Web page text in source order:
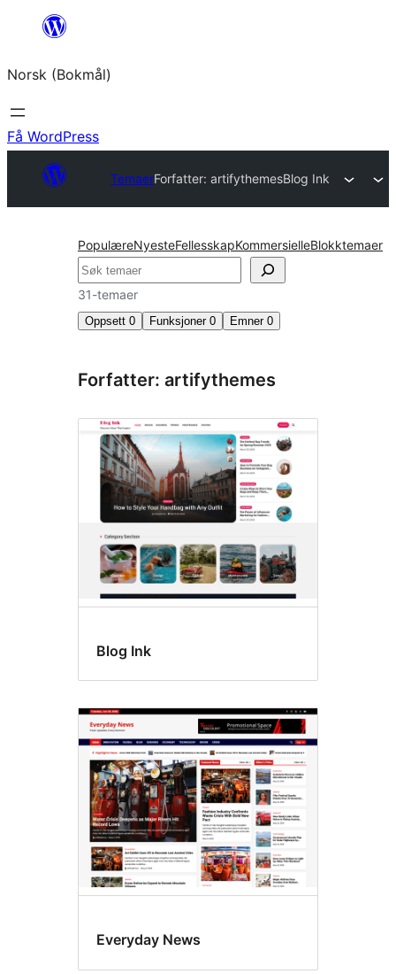
Hopp
innhold
Norsk (Bokmål)
Få WordPress
TemaerForfatter: artifythemesBlog Ink
PopulæreNyesteFellesskapKommersielleBlokktemaer
Søk
31-temaer
Oppsett 0 Funksjoner 0 Emner 0
Forfatter: artifythemes
Blog Ink
Everyday News